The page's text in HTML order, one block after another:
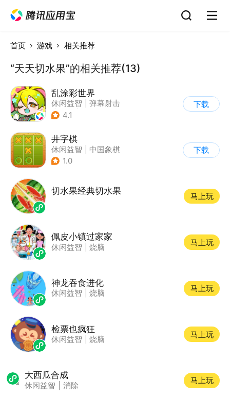
首页 游戏 相关推荐
“天天切水果”的相关推荐(13)
乱涂彩世界
休闲益智
弹幕射击
| 解压
4.1
下载
井字棋
休闲益智
中国象棋
1.0
下载
切水果经典切水果
马上玩
佩皮小镇过家家
休闲益智 烧脑
马上玩
神龙吞食进化
休闲益智 烧脑
马上玩
检票也疯狂
休闲益智 烧脑
马上玩
大西瓜合成
休闲益智 消除
马上玩